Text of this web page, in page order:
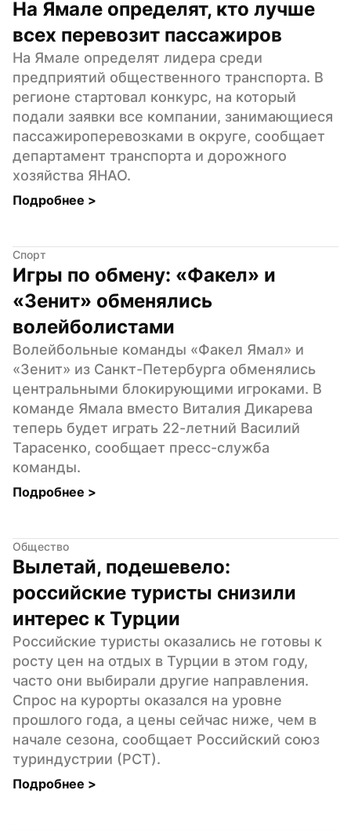
На Ямале определят, кто лучше
всех перевозит пассажиров
На Ямале определят лидера среди
предприятий общественного транспорта. В
регионе стартовал конкурс, на который
подали заявки все компании, занимающиеся
пассажироперевозками в округе, сообщает
департамент транспорта и дорожного
хозяйства ЯНАО.
Подробнее >
Спорт
Игры по обмену: «Факел» и
«Зенит» обменялись
волейболистами
Волейбольные команды «Факел Ямал» и
«Зенит» из Санкт-Петербурга обменялись
центральными блокирующими игроками. В
команде Ямала вместо Виталия Дикарева
теперь будет играть 22-летний Василий
Тарасенко, сообщает пресс-служба
команды.
Подробнее >
Общество
Вылетай, подешевело:
российские туристы снизили
интерес к Турции
Российские туристы оказались не готовы к
росту цен на отдых в Турции в этом году,
часто они выбирали другие направления.
Спрос на курорты оказался на уровне
прошлого года, а цены сейчас ниже, чем в
начале сезона, сообщает Российский союз
туриндустрии (РСТ).
Подробнее >